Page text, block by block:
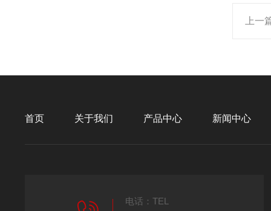
上一
首页 关于我们 产品中心 新闻中心
电话：TEL